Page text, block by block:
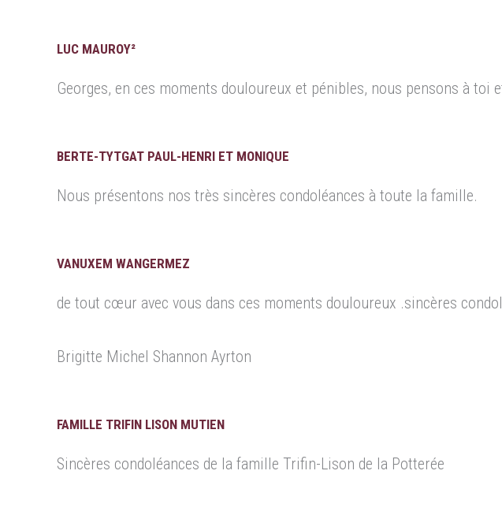
LUC MAUROY²
Georges, en ces moments douloureux et pénibles, nous pensons à
BERTE-TYTGAT PAUL-HENRI ET MONIQUE
Nous présentons nos très sincères condoléances à toute la famille.
VANUXEM WANGERMEZ
de tout cœur avec vous dans ces moments douloureux .sincères
Brigitte Michel Shannon Ayrton
FAMILLE TRIFIN LISON MUTIEN
Sincères condoléances de la famille Trifin-Lison de la Potterée